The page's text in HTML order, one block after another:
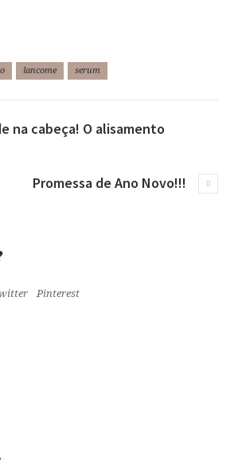
lancome serum
na cabeça! O alisamento
Promessa de Ano Novo!!!
Pinterest